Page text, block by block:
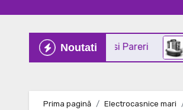
Noutati
INOX Review si Pareri
Prima pagină Electrocasnice mari